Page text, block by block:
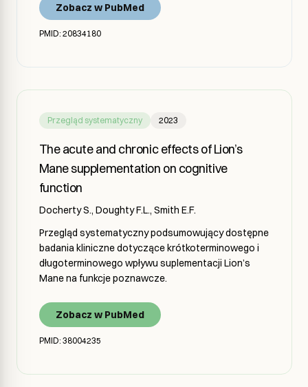
Zobacz w PubMed
PMID: 20834180
Przegląd systematyczny 2023
The acute and chronic effects of Lion’s
Mane supplementation on cognitive
function
Docherty S., Doughty F.L., Smith E.F.
Przegląd systematyczny podsumowujący dostępne
badania kliniczne dotyczące krótkoterminowego i
długoterminowego wpływu suplementacji Lion’s
Mane na funkcje poznawcze.
Zobacz w PubMed
PMID: 38004235